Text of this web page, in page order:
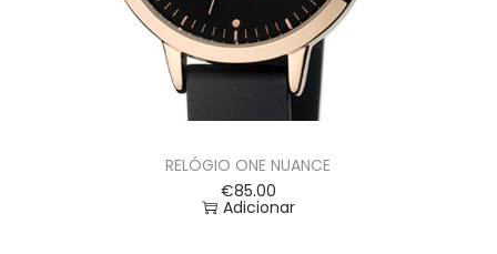
RELÓGIO ONE NUANCE
€85.00
Adicionar